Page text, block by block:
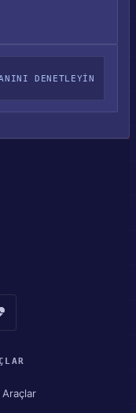
DENETLEYIN
Araçlar